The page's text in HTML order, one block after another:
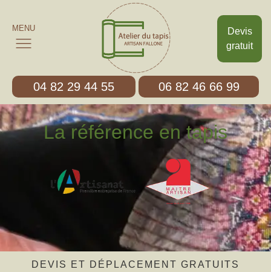
Devis
gratuit
MENU
04 82 29 44 55 06 82 46 66 99
La référence en tapis
DEVIS ET DÉPLACEMENT GRATUITS